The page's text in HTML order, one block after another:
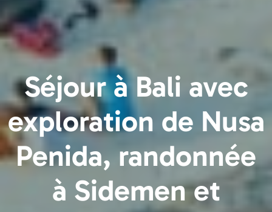
Séjour à Bali avec
exploration de Nusa
Penida, randonnée
à Sidemen et